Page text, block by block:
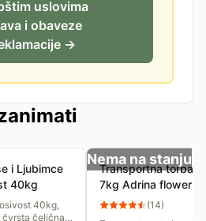
uslovima
i obaveze
→
i Ljubimce
40kg
40kg,
čelična
Nema na stanju
Transportna torba
7kg Adrina flower
(14)